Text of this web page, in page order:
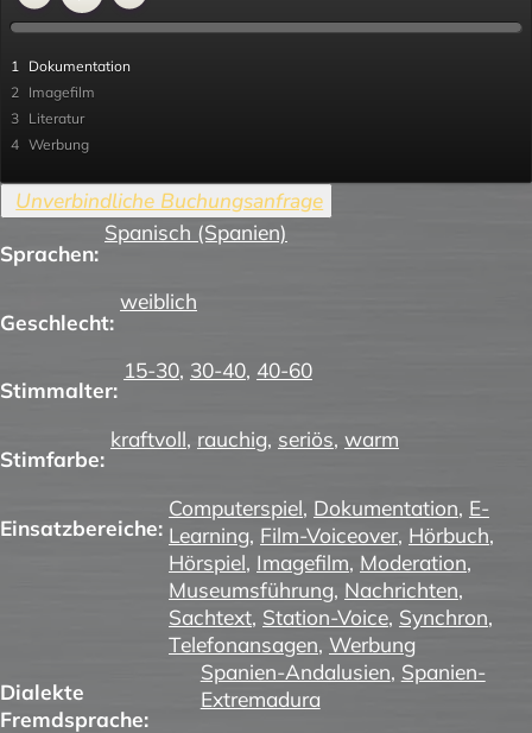
1 Dokumentation
2 Imagefilm
3 Literatur
4 Werbung
Sprachen:
Spanisch (Spanien)
Geschlecht:
weiblich
Stimmalter:
15-30, 30-40, 40-60
Stimfarbe:
kraftvoll, rauchig, seriös, warm
Einsatzbereiche:
Computerspiel, Dokumentation, E-
Learning, Film-Voiceover, Hörbuch,
Hörspiel, Imagefilm, Moderation,
Museumsführung, Nachrichten,
Sachtext, Station-Voice, Synchron,
Telefonansagen, Werbung
Dialekte
Fremdsprache:
Spanien-Andalusien, Spanien-
Extremadura